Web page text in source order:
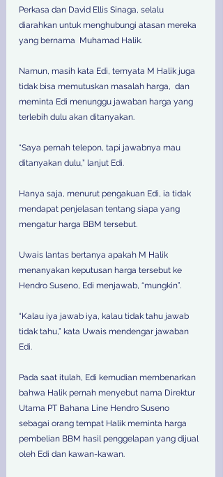
Perkasa dan David Ellis Sinaga, selalu
diarahkan untuk menghubungi atasan mereka
yang bernama  Muhamad Halik.
Namun, masih kata Edi, ternyata M Halik juga
tidak bisa memutuskan masalah harga,  dan
meminta Edi menunggu jawaban harga yang
terlebih dulu akan ditanyakan.
“Saya pernah telepon, tapi jawabnya mau
ditanyakan dulu,” lanjut Edi.
Hanya saja, menurut pengakuan Edi, ia tidak
mendapat penjelasan tentang siapa yang
mengatur harga BBM tersebut.
Uwais lantas bertanya apakah M Halik
menanyakan keputusan harga tersebut ke
Hendro Suseno, Edi menjawab, “mungkin”.
“Kalau iya jawab iya, kalau tidak tahu jawab
tidak tahu,” kata Uwais mendengar jawaban
Edi.
Pada saat itulah, Edi kemudian membenarkan
bahwa Halik pernah menyebut nama Direktur
Utama PT Bahana Line Hendro Suseno
sebagai orang tempat Halik meminta harga
pembelian BBM hasil penggelapan yang dijual
oleh Edi dan kawan-kawan.